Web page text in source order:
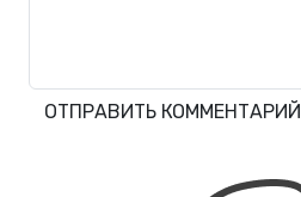
ОТПРАВИТЬ КОММЕНТАРИЙ